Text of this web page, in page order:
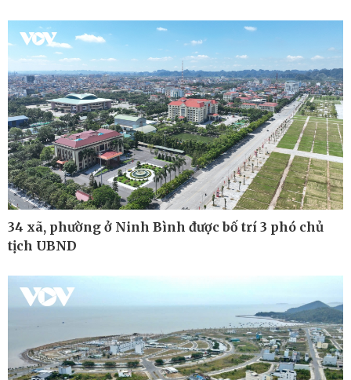
Kinh tế
Bất động sản
Khởi nghiệp
Thị trường
Giá vàng
Tiêu dùng
Tỷ giá
Chứng khoán
Giá cà phê
34 xã, phường ở Ninh Bình được bố trí 3 phó chủ
tịch UBND